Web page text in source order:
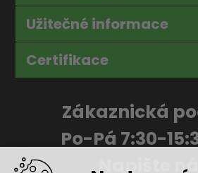
Užitečné informace
Certifikace
Zákaznická
Po-Pá 7:30-
Napište